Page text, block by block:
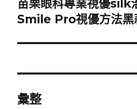
下
一
文
苗栗眼科專業視優silk
Smile Pro視優方法黑
彙整